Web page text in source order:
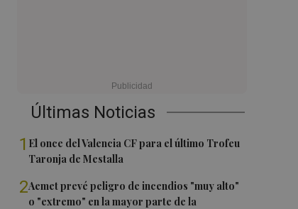
Últimas Noticias
1 El once del Valencia CF para el último Trofeu
Taronja de Mestalla
2Aemet prevé peligro de incendios "muy alto"
o "extremo" en la mayor parte de la